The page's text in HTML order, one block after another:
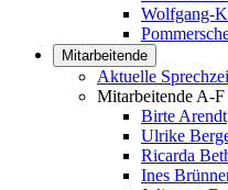
Wolfgang-
Mitarbeitende
Aktuelle
Mitarbeitende A-F
Birte Arendt
Ulrike
Ricarda
Ines